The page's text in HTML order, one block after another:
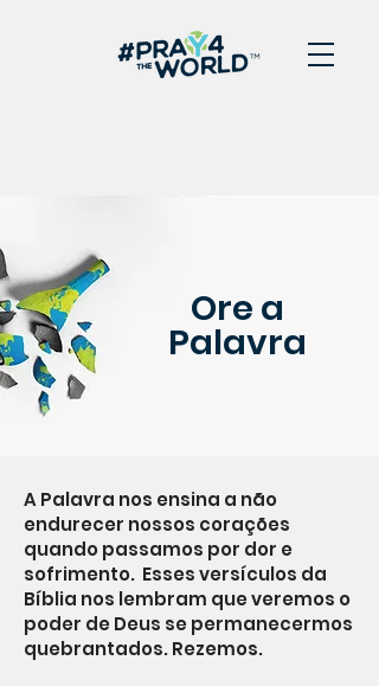
Ore a
Palavra
A Palavra nos ensina a não
endurecer nossos corações
quando passamos por dor e
sofrimento. Esses versículos da
Bíblia nos lembram que veremos o
poder de Deus se permanecermos
quebrantados. Rezemos.